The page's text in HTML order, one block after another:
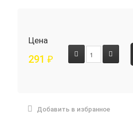
Цена
291 ₽
Добавить в избранное